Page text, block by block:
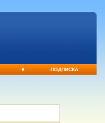
• ПОДПИСКА